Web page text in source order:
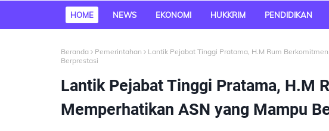
HOME NEWS EKONOMI HUKKRIM PENDIDIKAN
Beranda Pemerintahan
Lantik Pejabat Tinggi Pratama, H.M Rum
Berprestasi
Lantik Pejabat Tinggi Pratama, H.M
Memperhatikan ASN yang Mampu